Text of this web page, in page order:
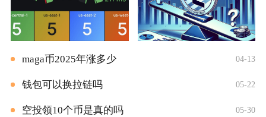
maga币2025年涨多少 04-13
钱包可以换拉链吗 05-22
空投领10个币是真的吗 05-30